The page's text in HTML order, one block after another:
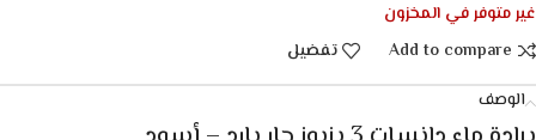
غير متوفر في المخزون
Add to compare
تفضيل
الوصف